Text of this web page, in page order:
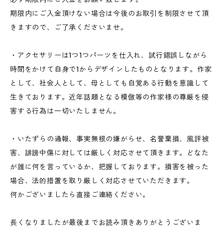
期限内にご入金頂けない場合は今後のお取引を制限させて頂
きますので、ご了承くださいませ。
・アクセサリーは1つ1つパーツを仕入れ、試行錯誤しながら
時間をかけて自身で1からデザインしたものとなります。作家
として、社会人として、母としても自覚ある行動を意識して
生きております。近年話題となる模倣等の作家様の尊厳を侵
害する行為は一切いたしません。
・いたずらの通報、事実無根の嫌がらせ、名誉棄損、風評被
害、誹謗中傷に対しては厳しく対応させて頂きます。どなた
が誰に何を言っているか、把握しております。損害を被った
場合、法的措置を取り厳しく対応させていただきます。
何かございましたら直接ご連絡ください。
長くなりましたが最後までお読み頂きありがとうございま